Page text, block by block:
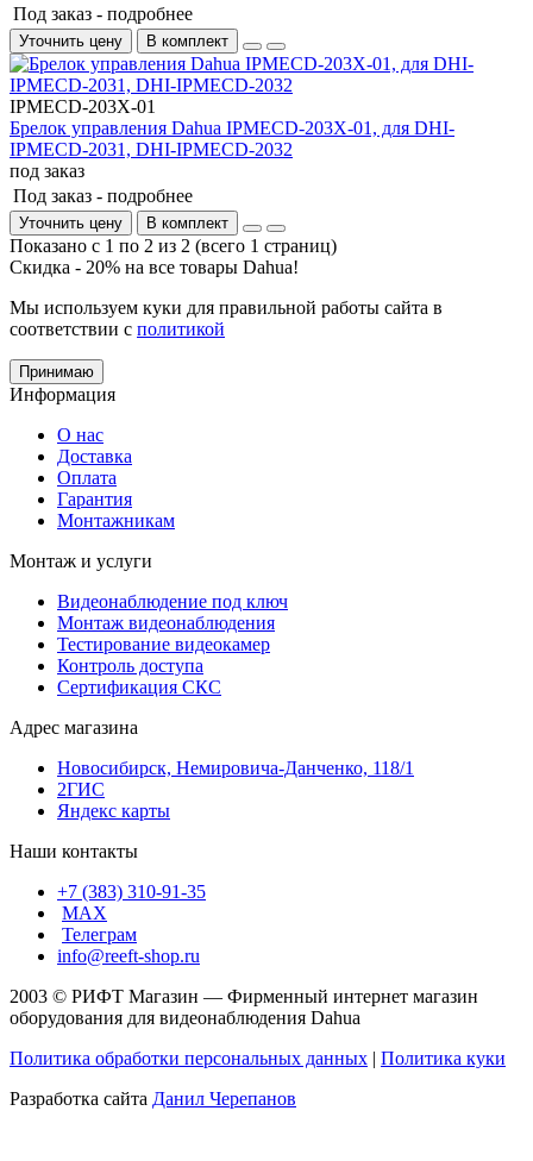
Под заказ - подробнее
Уточнить цену В комплект
IPMECD-203X-01
Брелок управления Dahua IPMECD-203X-01, для DHI-
IPMECD-2031, DHI-IPMECD-2032
под заказ
Под заказ - подробнее
Уточнить цену В комплект
Показано с 1 по 2 из 2 (всего 1 страниц)
Скидка - 20% на все товары Dahua!
Мы используем куки для правильной работы сайта в
соответствии с политикой
Принимаю
Информация
О нас
Доставка
Оплата
Гарантия
Монтажникам
Монтаж и услуги
Видеонаблюдение под ключ
Монтаж видеонаблюдения
Тестирование видеокамер
Контроль доступа
Сертификация СКС
Адрес магазина
Новосибирск, Немировича-Данченко, 118/1
2ГИС
Яндекс карты
Наши контакты
+7 (383) 310-91-35
МАХ
Телеграм
info@reeft-shop.ru
2003 © РИФТ Магазин — Фирменный интернет магазин
оборудования для видеонаблюдения Dahua
Политика обработки персональных данных | Политика куки
Разработка сайта Данил Черепанов